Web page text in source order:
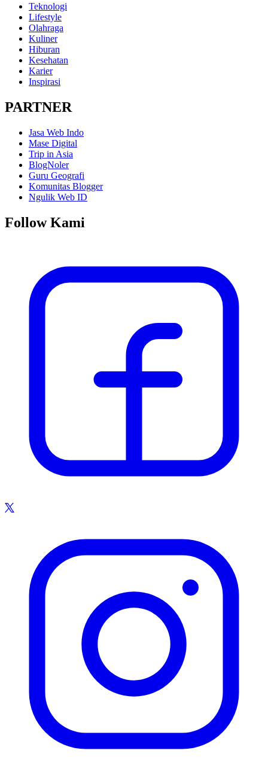
Teknologi
Lifestyle
Olahraga
Kuliner
Hiburan
Kesehatan
Karier
Inspirasi
PARTNER
Jasa Web Indo
Mase Digital
Trip in Asia
BlogNoler
Guru Geografi
Komunitas Blogger
Ngulik Web ID
Follow Kami